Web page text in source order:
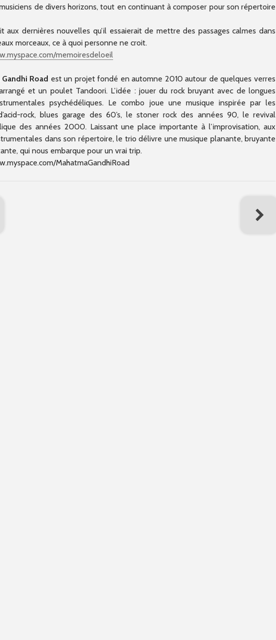
de divers horizons, tout en continuant à composer pour son répertoire
aux dernières nouvelles qu’il essaierait de mettre des passages calmes dans
morceaux, ce à quoi personne ne croit.
memoiresdeloeil
Road est un projet fondé en automne 2010 autour de quelques verres
et un poulet Tandoori. L’idée : jouer du rock bruyant avec de longues
psychédéliques. Le combo joue une musique inspirée par les
rock, blues garage des 60’s, le stoner rock des années 90, le revival
des années 2000. Laissant une place importante à l’improvisation, aux
dans son répertoire, le trio délivre une musique planante, bruyante
qui nous embarque pour un vrai trip.
MahatmaGandhiRoad